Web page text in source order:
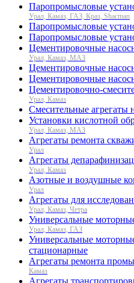
Паропромысловые
Урал, Камаз, ГАЗ, Краз, Shacman
Паропромысловые
Паропромысловые
Цементировочные
Урал, Камаз, МАЗ
Цементировочные
Цементировочные
Цементировочно-
Урал, Камаз
Смесительные агрегаты
Установки кислотной
Урал, Камаз, МАЗ
Агрегаты ремонта
Урал
Агрегаты
Урал, Камаз
Азотные и воздушные
Урал
Агрегаты для
Урал, Камаз, Четра
Универсальные
Урал, Камаз, ГАЗ
Универсальные
стационарные
Агрегаты ремонта
Камаз
Агрегаты